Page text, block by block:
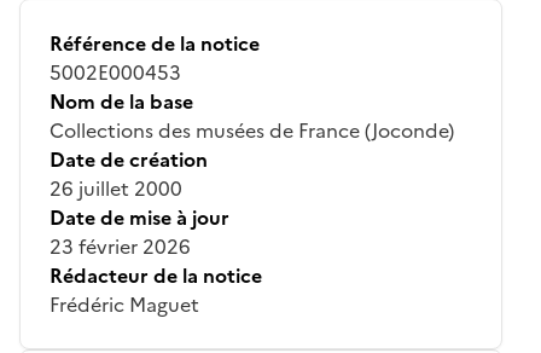
Référence de la notice
5002E000453
Nom de la base
Collections des musées de France (Joconde)
Date de création
26 juillet 2000
Date de mise à jour
23 février 2026
Rédacteur de la notice
Frédéric Maguet